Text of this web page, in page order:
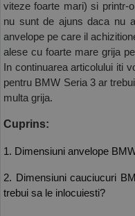
viteze foarte mari) si printr-
nu sunt de ajuns daca nu
anvelope pe care il
alese cu foarte mare grija
In continuarea articolului iti
pentru BMW Seria 3 ar
multa grija.
Cuprins:
1. Dimensiuni anvelope
2. Dimensiuni cauciucuri
trebui sa le inlocuiesti?